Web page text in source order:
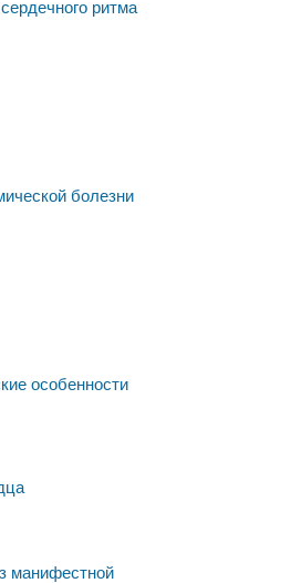
ритма
болезни
особенности
манифестной